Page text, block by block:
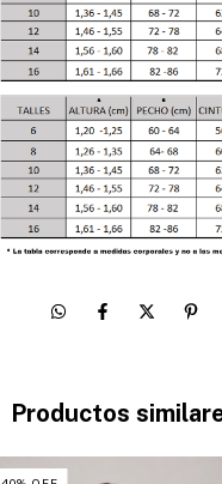
Productos